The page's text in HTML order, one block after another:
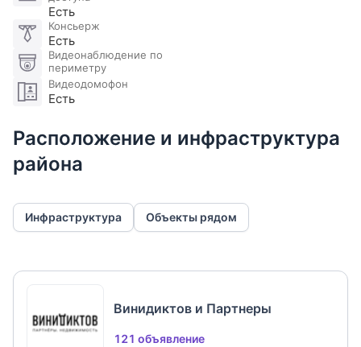
Торговля и развлечения:
ТРЦ Афимолл
Спорт и фитнес:
Парки:
Парк Красная Пресня, набережная Москвы-реки.
Образование:
Школы 2030, 56 им. Легасова.
"Винидиктов и Партнеры"-участник ассоциации
агентств элитной недвижимости AREA. Гарантия
Есть
Консьерж
Есть
Видеонаблюдение по
периметру
Видеодомофон
Есть
Расположение и инфраструктура
района
Инфраструктура Объекты рядом
Винидиктов и Партнеры
121 объявление